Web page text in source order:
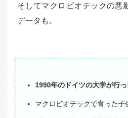
そしてマクロビオテックの悪
データも。
1990年のドイツの大学が行
マクロビオテックで育った子